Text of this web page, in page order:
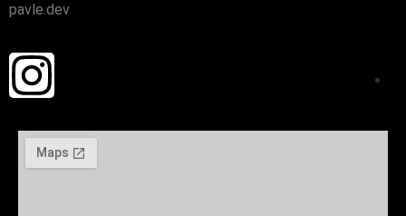
pavle.dev